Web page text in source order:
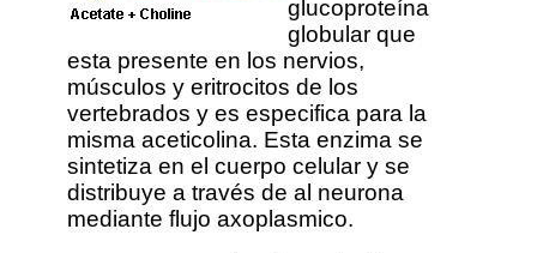
glucoproteína
globular que
esta presente en los nervios,
músculos y eritrocitos de los
vertebrados y es especifica para la
misma aceticolina. Esta enzima se
sintetiza en el cuerpo celular y se
distribuye a través de al neurona
mediante flujo axoplasmico.